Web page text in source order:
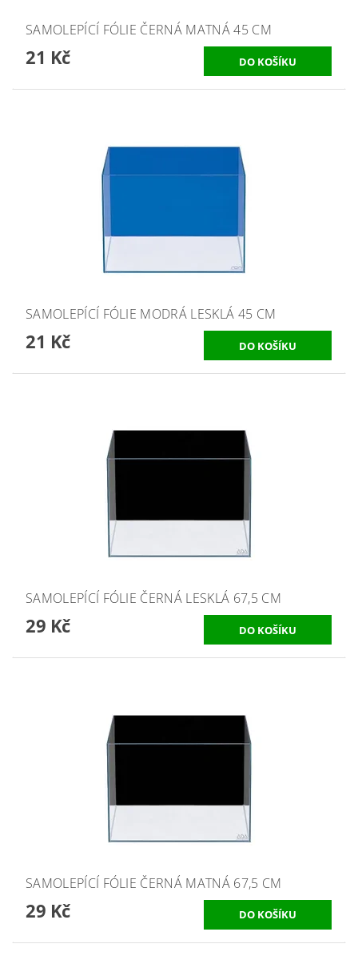
SAMOLEPÍCÍ FÓLIE ČERNÁ MATNÁ 45 CM
21 Kč
SAMOLEPÍCÍ FÓLIE MODRÁ LESKLÁ 45 CM
21 Kč
SAMOLEPÍCÍ FÓLIE ČERNÁ LESKLÁ 67,5 CM
29 Kč
SAMOLEPÍCÍ FÓLIE ČERNÁ MATNÁ 67,5 CM
29 Kč